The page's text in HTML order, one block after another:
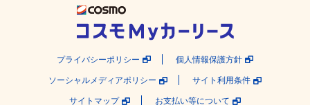
プライバシーポリシー 個人情報保護方針
ソーシャルメディアポリシー サイト利用条件
サイトマップ お支払い等について